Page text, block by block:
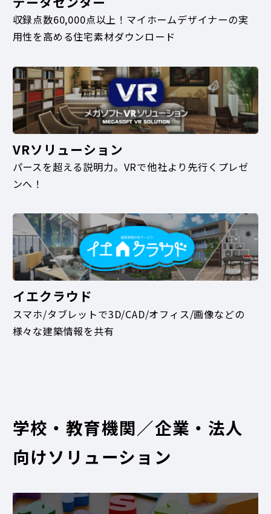
収録点数60,000点以上！マイホームデザイナーの実
用性を高める住宅素材ダウンロード
VRソリューション
パースを超える説明力。VRで他社より先行くプレゼ
ンへ！
イエクラウド
スマホ/タブレットで3D/CAD/オフィス/画像などの
様々な建築情報を共有
学校・教育機関／企業・法人
向けソリューション